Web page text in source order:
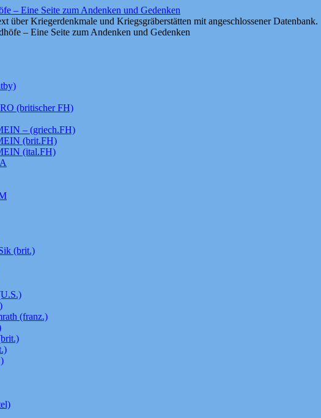
– Eine Seite zum Andenken und Gedenken
über Kriegerdenkmale und Kriegsgräberstätten mit angeschlossener Datenbank.
(britischer FH)
– (griech.FH)
(brit.FH)
(ital.FH)
(brit.)
(franz.)